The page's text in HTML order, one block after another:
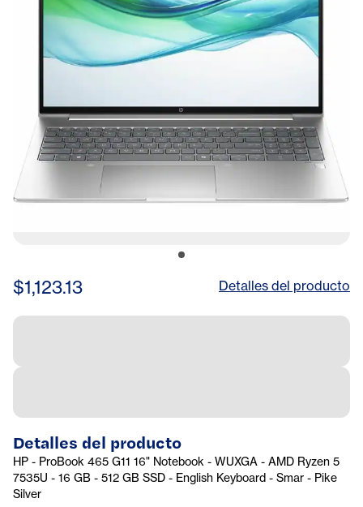
$1,123.13 Detalles del producto
Detalles del producto
HP - ProBook 465 G11 16" Notebook - WUXGA - AMD Ryzen 5
7535U - 16 GB - 512 GB SSD - English Keyboard - Smar - Pike
Silver